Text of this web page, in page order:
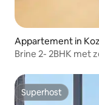
Appartement in
Brine 2- 2BHK met
Superhost
Superhost